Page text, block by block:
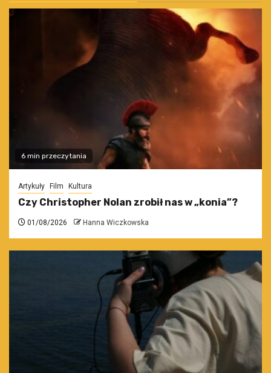
6 min przeczytania
Artykuły Film Kultura
Czy Christopher Nolan zrobił nas w „konia”?
01/08/2026 Hanna Wiczkowska